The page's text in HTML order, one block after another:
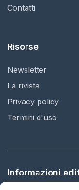
Contatti
Risorse
Newsletter
La rivista
Privacy policy
Termini d'uso
Informazioni